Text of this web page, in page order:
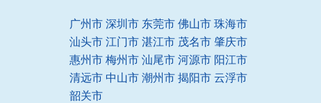
广州市 深圳市 东莞市 佛山市 珠海市
汕头市 江门市 湛江市 茂名市 肇庆市
惠州市 梅州市 汕尾市 河源市 阳江市
清远市 中山市 潮州市 揭阳市 云浮市
韶关市